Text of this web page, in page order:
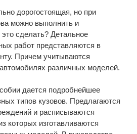
дорогостоящая, но при
можно выполнить и
сделать? Детальное
работ представляются в
Причем учитываются
различных моделей.
дается подробнейшее
типов кузовов. Предлагаются
и расписываются
которых изготавливаются